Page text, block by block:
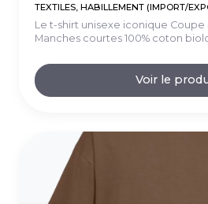
TEXTILES, HABILLEMENT (IMPORT/
Le t-shirt unisexe iconique
Manches courtes 100% coton
Voir le